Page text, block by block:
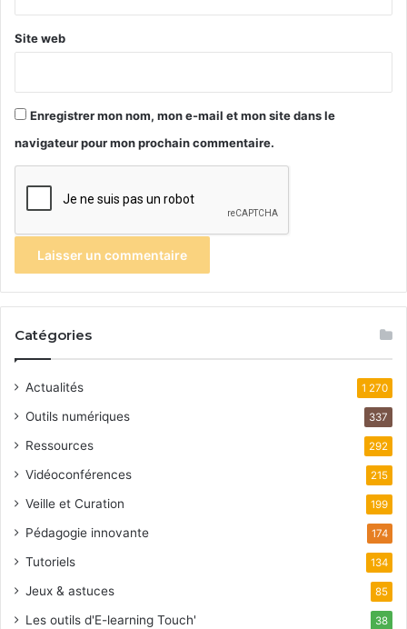
Site web
Enregistrer mon nom, mon e-mail et mon site dans le
navigateur pour mon prochain commentaire.
Catégories
Actualités 1 270
Outils numériques 337
Ressources 292
Vidéoconférences 215
Veille et Curation 199
Pédagogie innovante 174
Tutoriels 134
Jeux & astuces 85
Les outils d'E-learning Touch' 38